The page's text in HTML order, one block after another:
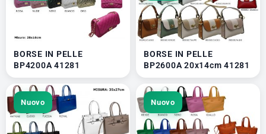
BORSE IN PELLE
BP4200A 41281
BORSE IN PELLE
BP2600A 20x14cm 41281
Nuovo Nuovo